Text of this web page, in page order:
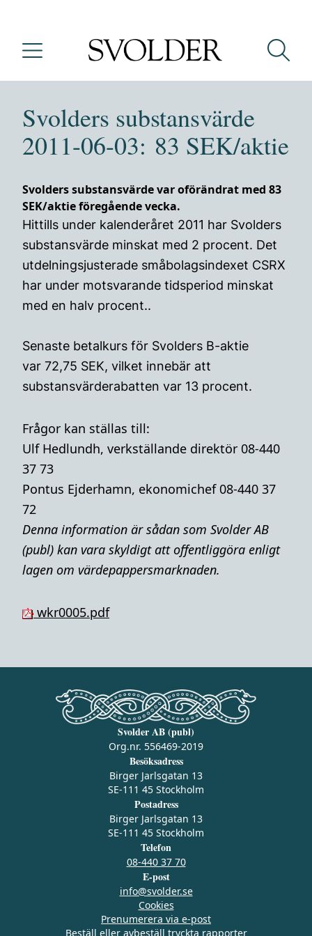
Svolders substansvärde
2011-06-03: 83 SEK/aktie
Svolders substansvärde var oförändrat med 83
SEK/aktie föregående vecka.
Hittills under kalenderåret 2011 har Svolders
substansvärde minskat med 2 procent. Det
utdelningsjusterade småbolagsindexet CSRX
har under motsvarande tidsperiod minskat
med en halv procent..
Senaste betalkurs för Svolders B-aktie
var 72,75 SEK, vilket innebär att
substansvärderabatten var 13 procent.
Frågor kan ställas till:
Ulf Hedlundh, verkställande direktör 08-440
37 73
Pontus Ejderhamn, ekonomichef 08-440 37
72
Denna information är sådan som Svolder AB
(publ) kan vara skyldigt att offentliggöra enligt
lagen om värdepappersmarknaden.
wkr0005.pdf
Svolder AB (publ)
Org.nr. 556469-2019
Besöksadress
Birger Jarlsgatan 13
SE-111 45 Stockholm
Postadress
Birger Jarlsgatan 13
SE-111 45 Stockholm
Telefon
08-440 37 70
E-post
info@svolder.se
Cookies
Prenumerera via e‑post
Beställ eller avbeställ tryckta rapporter